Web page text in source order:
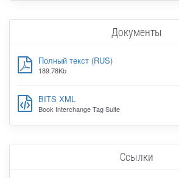
Документы
Полный текст (RUS)
189.78Kb
BITS XML
Book Interchange Tag Suite
Ссылки